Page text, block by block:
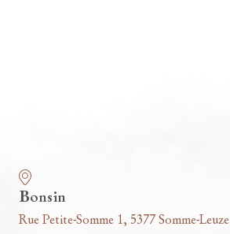
Bonsin
Rue Petite-Somme 1, 5377 Somme-Leuze